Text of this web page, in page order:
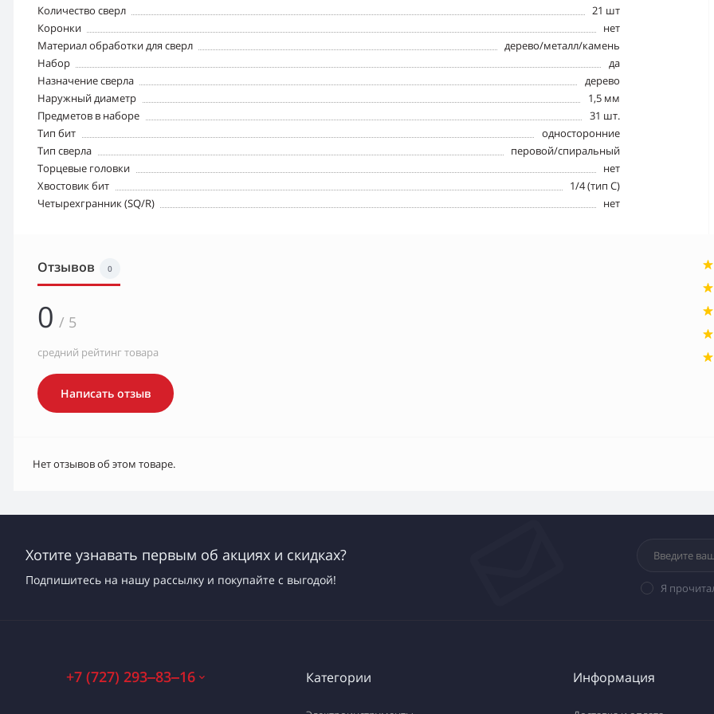
Количество сверл
21 шт
Коронки
нет
Материал обработки для сверл
дерево/металл/камень
Набор
да
Назначение сверла
дерево
Наружный диаметр
1,5 мм
Предметов в наборе
31 шт.
Тип бит
односторонние
Тип сверла
перовой/спиральный
Торцевые головки
нет
Хвостовик бит
1/4 (тип С)
Четырехгранник (SQ/R)
нет
Отзывов 0
0 / 5
средний рейтинг товара
Написать отзыв
Нет отзывов об этом товаре.
Хотите узнавать первым об акциях и скидках?
Подпишитесь на нашу рассылку и покупайте с выгодой!
Я
+7 (727) 293‒83‒16 Категории Информация